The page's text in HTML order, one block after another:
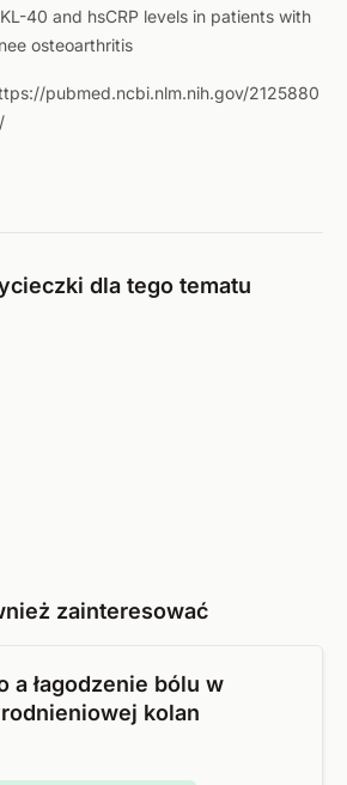
40 and hsCRP levels in patients with
osteoarthritis
pubmed.ncbi.nlm.nih.gov/2125880
dla tego tematu
zainteresować
a łagodzenie bólu w
kolan